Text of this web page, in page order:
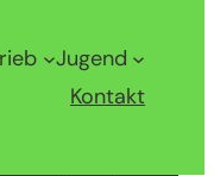
Jugend
Kontakt